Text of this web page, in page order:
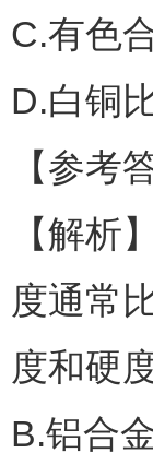
C.有色
D.白铜
【参考
【解析
度通常
度和硬度
B.铝合